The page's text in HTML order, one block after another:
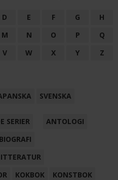
D E F G
H
M N O P
Q
V W X Y
Z
SVENSKA
SERIER
ANTOLOGI
BIOGRAFI
KOKBOK
KONSTBOK